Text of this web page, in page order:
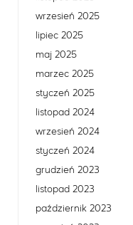
wrzesień 2025
lipiec 2025
maj 2025
marzec 2025
styczeń 2025
listopad 2024
wrzesień 2024
styczeń 2024
grudzień 2023
listopad 2023
październik 2023